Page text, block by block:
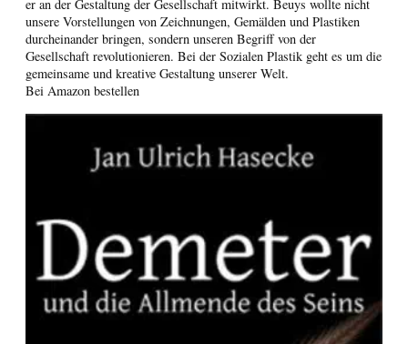
er an der Gestaltung der Gesellschaft mitwirkt. Beuys wollte nicht
unsere Vorstellungen von Zeichnungen, Gemälden und Plastiken
durcheinander bringen, sondern unseren Begriff von der
Gesellschaft revolutionieren. Bei der Sozialen Plastik geht es um die
gemeinsame und kreative Gestaltung unserer Welt.
Bei Amazon bestellen